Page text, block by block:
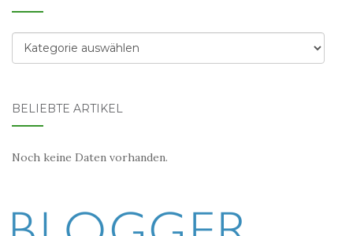
Kategorien
BELIEBTE ARTIKEL
Noch keine Daten vorhanden.